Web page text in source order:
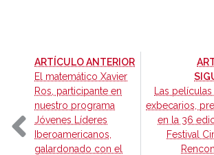
ARTÍCULO ANTERIOR-
El matemático Xavier
Ros, participante en
nuestro programa
Jóvenes Líderes
Iberoamericanos,
galardonado con el
Las
exbecarios,
en la 36
Festival